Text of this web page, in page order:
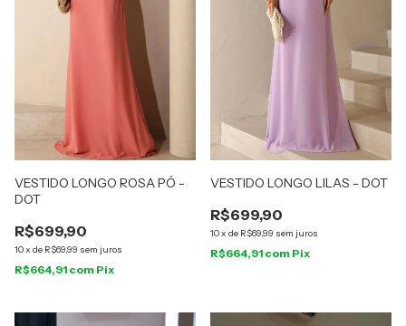
VESTIDO LONGO ROSA PÓ -
DOT
R$699,90
10x de R$69,99 sem juros
R$664,91 com Pix
VESTIDO LONGO LILAS - DOT
R$699,90
10x de R$69,99 sem juros
R$664,91 com Pix